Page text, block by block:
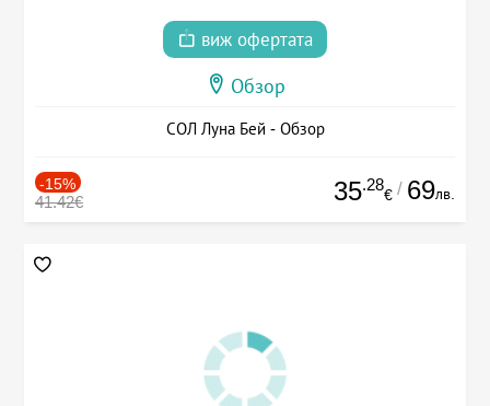
виж офертата
Обзор
СОЛ Луна Бей - Обзор
-15%
41.42€ 35.28
€ / 69лв.